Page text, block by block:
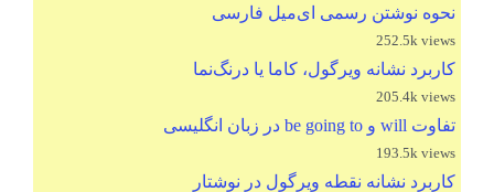
نحوه نوشتن رسمی ای‌میل فارسی
252.5k views
کاربرد نشانه ویرگول، کاما یا درنگ‌نما
205.4k views
تفاوت will و be going to در زبان انگلیسی
193.5k views
کاربرد نشانه نقطه ویرگول در نوشتار